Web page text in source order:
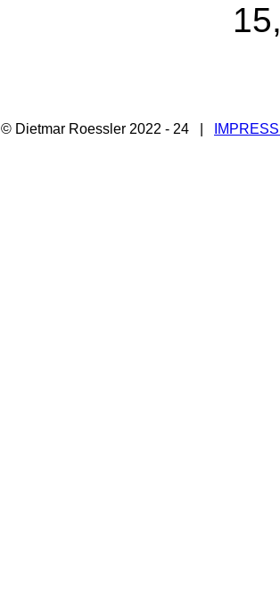
© Dietmar Roessler 2022 - 24 |